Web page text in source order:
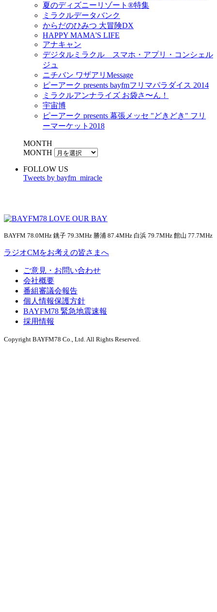
夏のディズニーリゾート®特集
ミラクルデータバンク
からだのひみつ 大冒険DX
HAPPY MAMA'S LIFE
アナキャン
デジタルミラクル スマホ・アプリ・コンシェル
ジュ
ニチバン ワザアリMessage
ピーアーク presents bayfmフリマパラダイス 2014
ミラクルアンナライズ お袋さ〜ん！
宇宙博
ピーアーク presents 幕張メッセ "どきどき" フリ
ーマーケット2018
MONTH
MONTH
FOLLOW US
Tweets by bayfm_miracle
BAYFM 78.0MHz 銚子 79.3MHz 勝浦 87.4MHz 白浜 79.7MHz 館山 77.7MHz
ラジオCMをお考えの皆さまへ
ご意見・お問い合わせ
会社概要
番組審議会報告
個人情報保護方針
BAYFM78 緊急地震速報
採用情報
Copyright BAYFM78 Co., Ltd. All Rights Reserved.